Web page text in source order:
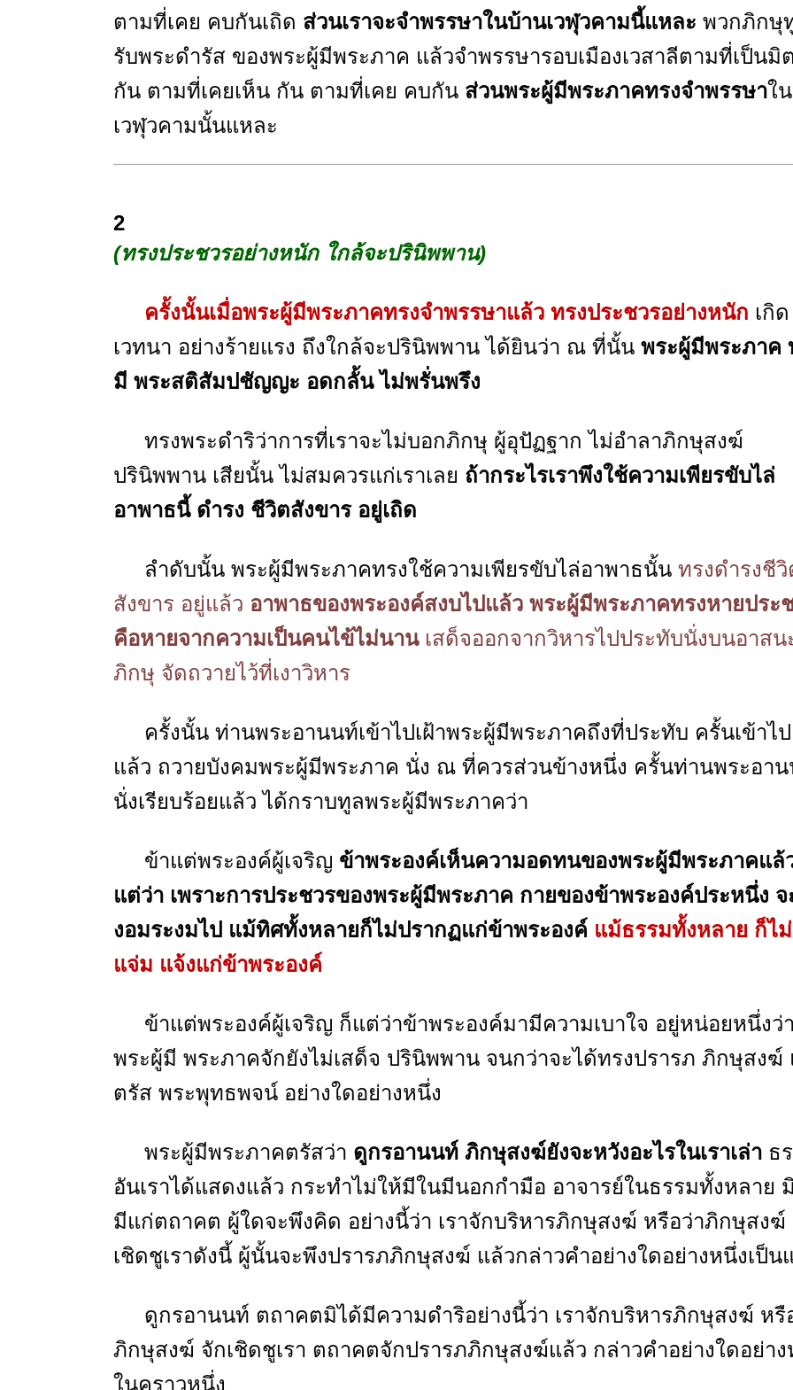
ตามที่เคย คบกันเถิด ส่วนเราจะจำพรรษาในบ้านเวฬุวคามนี้แหละ พวกภิกษุ
รับพระดำรัส ของพระผู้มีพระภาค แล้วจำพรรษารอบเมืองเวสาลีตามที่เป็นมิ
กัน ตามที่เคยเห็น กัน ตามที่เคย คบกัน ส่วนพระผู้มีพระภาคทรงจำพรรษาใ
เวฬุวคามนั้นแหละ
2
(ทรงประชวรอย่างหนัก ใกล้จะปรินิพพาน)
ครั้งนั้นเมื่อพระผู้มีพระภาคทรงจำพรรษาแล้ว ทรงประชวรอย่างหนัก เกิด
เวทนา อย่างร้ายแรง ถึงใกล้จะปรินิพพาน ได้ยินว่า ณ ที่นั้น พระผู้มีพระภาค
มี พระสติสัมปชัญญะ อดกลั้น ไม่พรั่นพรึง
ทรงพระดำริว่าการที่เราจะไม่บอกภิกษุ ผู้อุปัฏฐาก ไม่อำลาภิกษุสงฆ์
ปรินิพพาน เสียนั้น ไม่สมควรแก่เราเลย ถ้ากระไรเราพึงใช้ความเพียรขับไล่
อาพาธนี้ ดำรง ชีวิตสังขาร อยู่เถิด
ลำดับนั้น พระผู้มีพระภาคทรงใช้ความเพียรขับไล่อาพาธนั้น ทรงดำรงชีวิ
สังขาร อยู่แล้ว อาพาธของพระองค์สงบไปแล้ว พระผู้มีพระภาคทรงหายประ
คือหายจากความเป็นคนไข้ไม่นานเสด็จออกจากวิหารไปประทับนั่งบนอาสน
ภิกษุ จัดถวายไว้ที่เงาวิหาร
ครั้งนั้น ท่านพระอานนท์เข้าไปเฝ้าพระผู้มีพระภาคถึงที่ประทับ ครั้นเข้าไป
แล้ว ถวายบังคมพระผู้มีพระภาค นั่ง ณ ที่ควรส่วนข้างหนึ่ง ครั้นท่านพระอา
นั่งเรียบร้อยแล้ว ได้กราบทูลพระผู้มีพระภาคว่า
ข้าแต่พระองค์ผู้เจริญ ข้าพระองค์เห็นความอดทนของพระผู้มีพระภาคแล้
แต่ว่า เพราะการประชวรของพระผู้มีพระภาค กายของข้าพระองค์ประหนึ่ง จ
งอมระงมไป แม้ทิศทั้งหลายก็ไม่ปรากฏแก่ข้าพระองค์ แม้ธรรมทั้งหลาย ก็ไม่
แจ่ม แจ้งแก่ข้าพระองค์
ข้าแต่พระองค์ผู้เจริญ ก็แต่ว่าข้าพระองค์มามีความเบาใจ อยู่หน่อยหนึ่งว่า
พระผู้มี พระภาคจักยังไม่เสด็จ ปรินิพพาน จนกว่าจะได้ทรงปรารภ ภิกษุสงฆ์
ตรัส พระพุทธพจน์ อย่างใดอย่างหนึ่ง
พระผู้มีพระภาคตรัสว่า ดูกรอานนท์ ภิกษุสงฆ์ยังจะหวังอะไรในเราเล่า ธ
อันเราได้แสดงแล้ว กระทำไม่ให้มีในมีนอกกำมือ อาจารย์ในธรรมทั้งหลาย
มีแก่ตถาคต ผู้ใดจะพึงคิด อย่างนี้ว่า เราจักบริหารภิกษุสงฆ์ หรือว่าภิกษุสงฆ์
เชิดชูเราดังนี้ ผู้นั้นจะพึงปรารภภิกษุสงฆ์ แล้วกล่าวคำอย่างใดอย่างหนึ่งเป็น
ดูกรอานนท์ ตถาคตมิได้มีความดำริอย่างนี้ว่า เราจักบริหารภิกษุสงฆ์ หรื
ภิกษุสงฆ์ จักเชิดชูเรา ตถาคตจักปรารภภิกษุสงฆ์แล้ว กล่าวคำอย่างใดอย่าง
ในคราวหนึ่ง